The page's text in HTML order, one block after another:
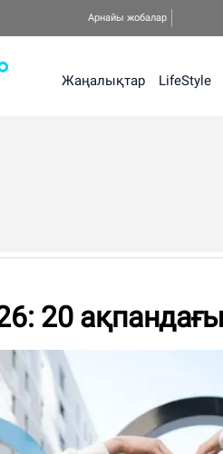
Арнайы жобалар
Жаңалықтар LifeStyle
20